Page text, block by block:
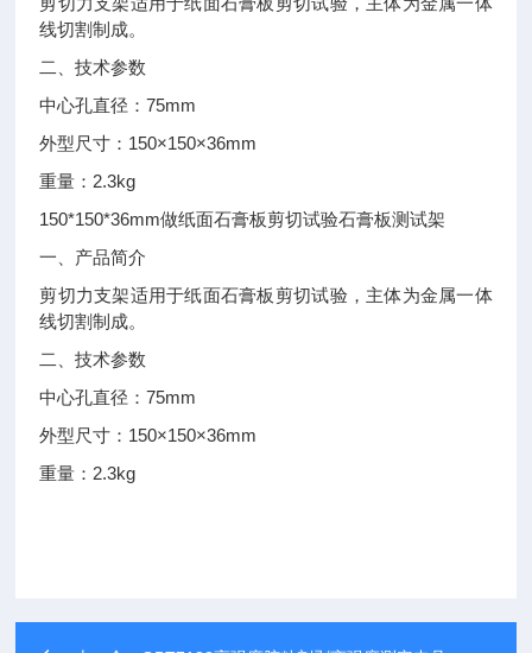
线切割制成。
二、技术参数
中心孔直径：75mm
外型尺寸： 150×150×36mm
重量： 2.3kg
150*150*36mm做纸面石膏板剪切试验石膏板测试架
一、产品简介
剪切力支架适用于纸面石膏板剪切试验，主体为金属一体
线切割制成。
二、技术参数
中心孔直径：75mm
外型尺寸： 150×150×36mm
重量： 2.3kg